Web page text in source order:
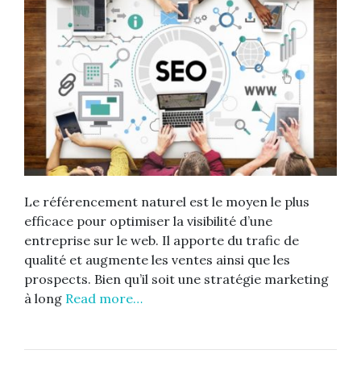
Le référencement naturel est le moyen le plus
efficace pour optimiser la visibilité d’une
entreprise sur le web. Il apporte du trafic de
qualité et augmente les ventes ainsi que les
prospects. Bien qu’il soit une stratégie marketing
à long Read more…